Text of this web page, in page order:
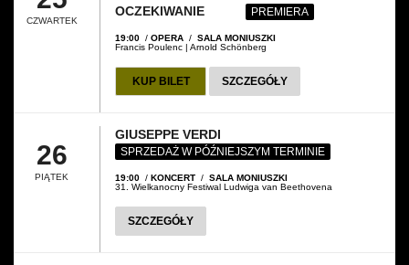
CZWARTEK
OCZEKIWANIE
PREMIERA
19:00 / OPERA / SALA MONIUSZKI
Francis Poulenc | Arnold Schönberg
KUP BILET SZCZEGÓŁY
26
PIĄTEK
GIUSEPPE VERDI
SPRZEDAŻ W PÓŹNIEJSZYM TERMINIE
19:00 / KONCERT / SALA MONIUSZKI
31. Wielkanocny Festiwal Ludwiga van Beethovena
SZCZEGÓŁY